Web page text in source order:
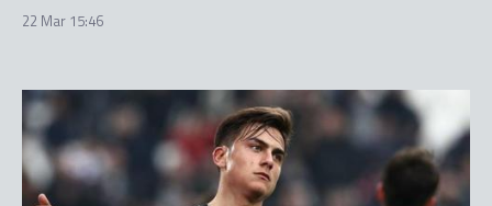
22 Mar 15:46